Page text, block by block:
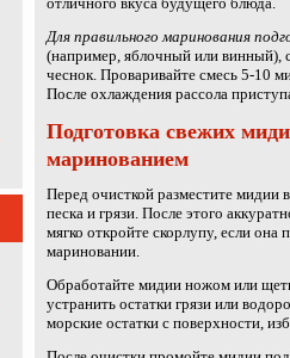
Для правильного маринования
(например, яблочный или винный),
чеснок. Проваривайте смесь 5-10
После охлаждения рассола
Подготовка свежих
маринованием
Перед очисткой разместите мидии
песка и грязи. После этого
мягко откройте скорлупу, если
мариновании.
Обработайте мидии ножом или
устранить остатки грязи или
морские остатки с поверхности,